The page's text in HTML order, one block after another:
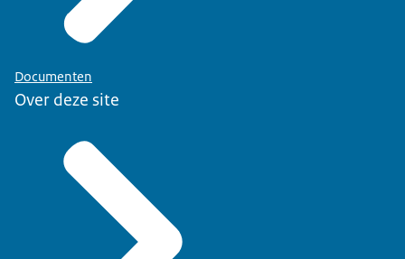
Documenten
Over deze site